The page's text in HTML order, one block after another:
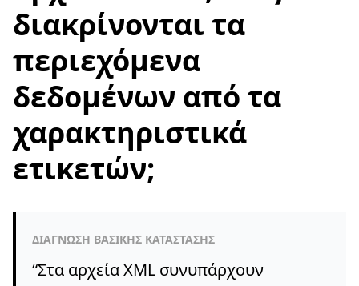
διακρίνονται τα
περιεχόμενα
δεδομένων από τα
χαρακτηριστικά
ετικετών;
ΔΙΆΓΝΩΣΗ ΒΑΣΙΚΉΣ ΚΑΤΆΣΤΑΣΗΣ
“Στα αρχεία XML συνυπάρχουν